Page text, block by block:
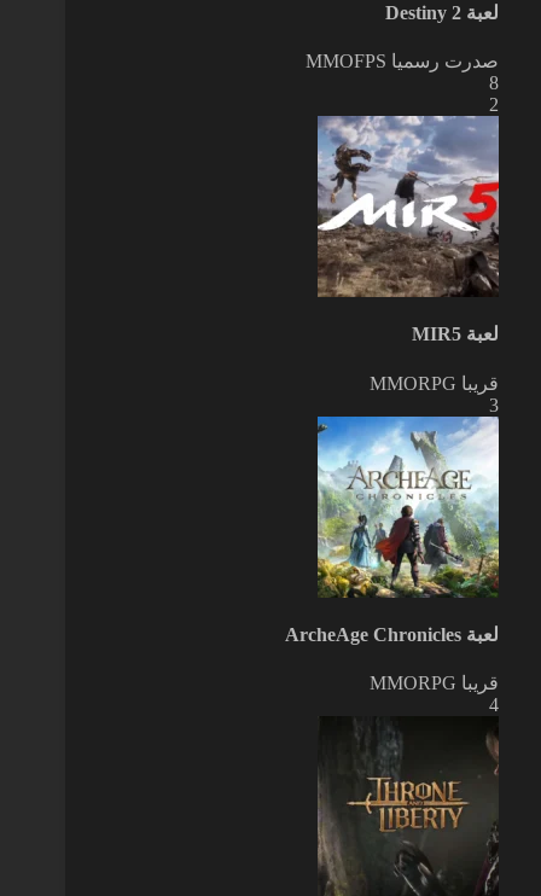
لعبة Destiny 2
صدرت رسميا MMOFPS
8
2
لعبة MIR5
قريبا MMORPG
3
لعبة ArcheAge Chronicles
قريبا MMORPG
4